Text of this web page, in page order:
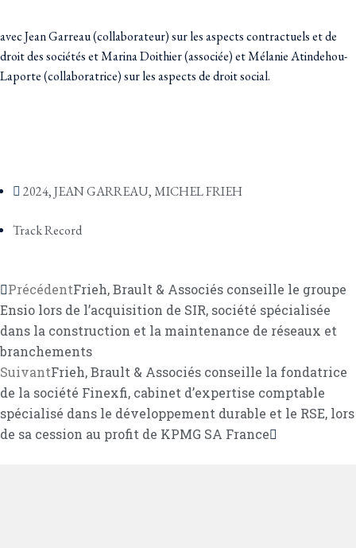
avec Jean Garreau (collaborateur) sur les aspects contractuels et de
droit des sociétés et Marina Doithier (associée) et Mélanie Atindehou-
Laporte (collaboratrice) sur les aspects de droit social.
2024,JEAN GARREAU,MICHEL FRIEH
Track Record
PrécédentFrieh, Brault & Associés conseille le groupe
Ensio lors de l’acquisition de SIR, société spécialisée
dans la construction et la maintenance de réseaux et
branchements
SuivantFrieh, Brault & Associés conseille la fondatrice
de la société Finexfi, cabinet d’expertise comptable
spécialisé dans le développement durable et le RSE, lors
de sa cession au profit de KPMG SA France